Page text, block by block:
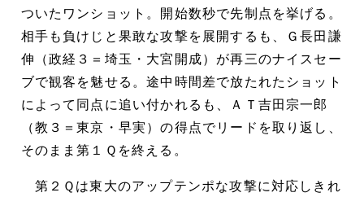
ついたワンショット。開始数秒で先制点を挙げる。
相手も負けじと果敢な攻撃を展開するも、Ｇ長田謙
伸（政経３＝埼玉・大宮開成）が再三のナイスセー
ブで観客を魅せる。途中時間差で放たれたショット
によって同点に追い付かれるも、ＡＴ吉田宗一郎
（教３＝東京・早実）の得点でリードを取り返し、
そのまま第１Ｑを終える。
第２Ｑは東大のアップテンポな攻撃に対応しきれ